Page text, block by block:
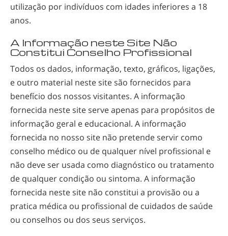
utilização por indivíduos com idades inferiores a 18
anos.
A Informação neste Site Não
Constitui Conselho Profissional
Todos os dados, informação, texto, gráficos, ligações,
e outro material neste site são fornecidos para
benefício dos nossos visitantes. A informação
fornecida neste site serve apenas para propósitos de
informação geral e educacional. A informação
fornecida no nosso site não pretende servir como
conselho médico ou de qualquer nível profissional e
não deve ser usada como diagnóstico ou tratamento
de qualquer condição ou sintoma. A informação
fornecida neste site não constitui a provisão ou a
pratica médica ou profissional de cuidados de saúde
ou conselhos ou dos seus serviços.